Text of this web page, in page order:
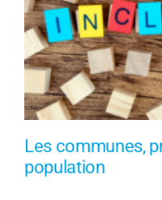
Les communes,
population